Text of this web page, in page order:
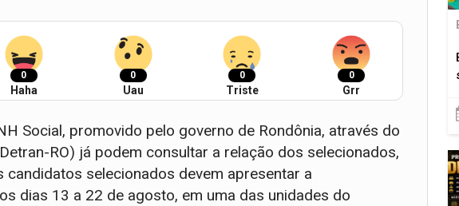
0
Haha
0
Uau
0
Triste
0
Grr
Social, promovido pelo governo de Rondônia, através do
RO) já podem consultar a relação dos selecionados,
selecionados devem apresentar a
dias 13 a 22 de agosto, em uma das unidades do